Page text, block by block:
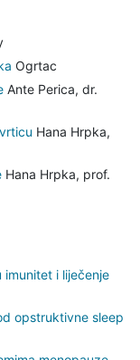
Ogrtac
Ante Perica, dr.
Hana Hrpka,
Hana Hrpka, prof.
imunitet i liječenje
opstruktivne sleep